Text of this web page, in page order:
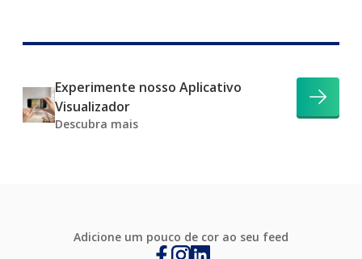
Experimente nosso Aplicativo
Visualizador
Descubra mais
Adicione um pouco de cor ao seu feed